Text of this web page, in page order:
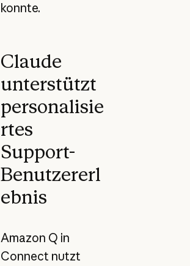
konnte.
Claude
unterstützt
personalisie
rtes
Support-
Benutzererl
ebnis
Amazon Q in
Connect nutzt